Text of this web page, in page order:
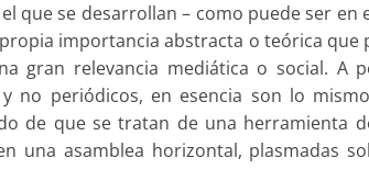
que se desarrollan – como puede ser en
importancia abstracta o teórica que
gran relevancia mediática o social. A
no periódicos, en esencia son lo
de que se tratan de una herramienta
una asamblea horizontal, plasmadas